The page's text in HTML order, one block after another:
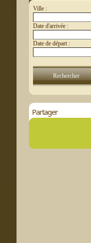
Ville :
Date d'arrivée :
Date de départ :
Partager